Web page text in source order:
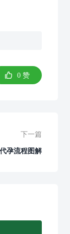
 0 赞
下一篇
孕流程图解